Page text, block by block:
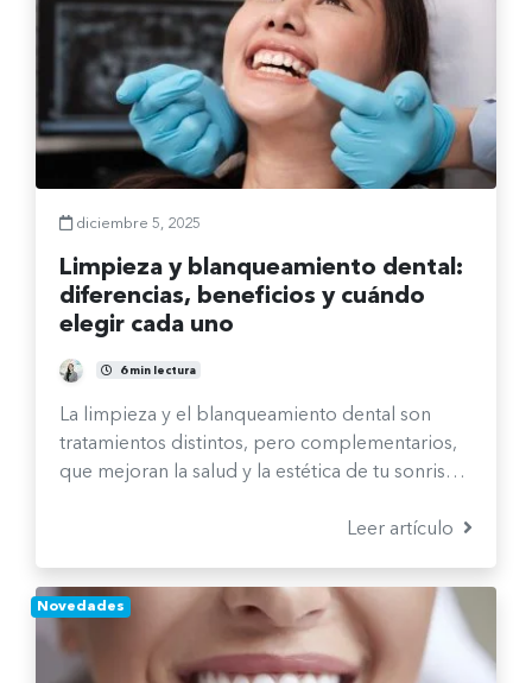
diciembre 5, 2025
Limpieza y blanqueamiento dental:
diferencias, beneficios y cuándo
elegir cada uno
Fernanda Burgos Sepúlveda
6 min lectura
La limpieza y el blanqueamiento dental son
tratamientos distintos, pero complementarios,
que mejoran la salud y la estética de tu sonrisa.
diferencian, qué beneficios ofrece cada uno y
tratamiento adecuado según tus necesidades.
Leer artículo
Novedades